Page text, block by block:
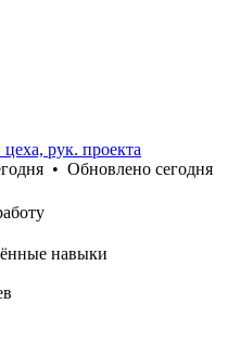
рук. проекта
• Обновлено сегодня
навыки